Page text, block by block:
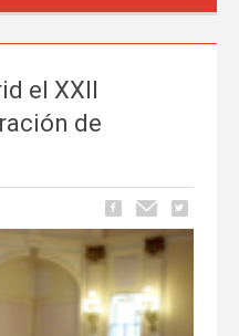
el XXII
de